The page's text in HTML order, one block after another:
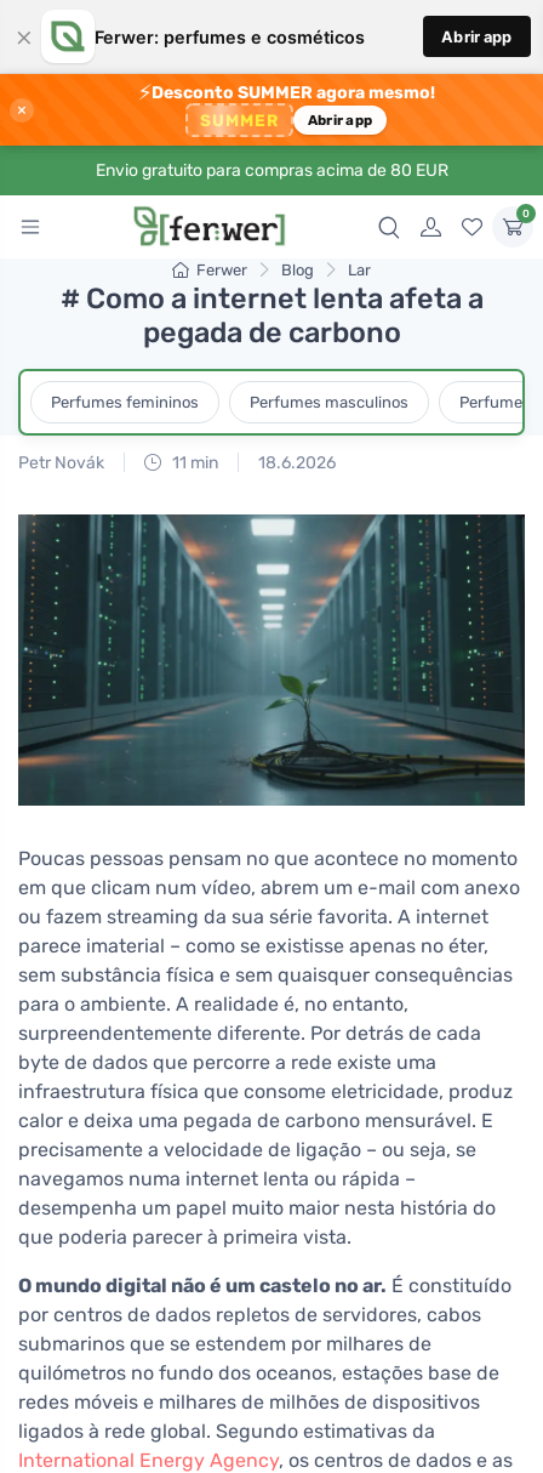
× Ferwer: perfumes e cosméticos Abrir app
×
⚡Desconto SUMMER agora mesmo!
SUMMER Abrir app
Envio gratuito para compras acima de 80 EUR
0
Ferwer Blog Lar
# Como a internet lenta afeta a
pegada de carbono
Perfumes femininos Perfumes masculinos Perfumes
Petr Novák 11 min 18.6.2026
Poucas pessoas pensam no que acontece no momento
em que clicam num vídeo, abrem um e-mail com anexo
ou fazem streaming da sua série favorita. A internet
parece imaterial – como se existisse apenas no éter,
sem substância física e sem quaisquer consequências
para o ambiente. A realidade é, no entanto,
surpreendentemente diferente. Por detrás de cada
byte de dados que percorre a rede existe uma
infraestrutura física que consome eletricidade, produz
calor e deixa uma pegada de carbono mensurável. E
precisamente a velocidade de ligação – ou seja, se
navegamos numa internet lenta ou rápida –
desempenha um papel muito maior nesta história do
que poderia parecer à primeira vista.
O mundo digital não é um castelo no ar. É constituído
por centros de dados repletos de servidores, cabos
submarinos que se estendem por milhares de
quilómetros no fundo dos oceanos, estações base de
redes móveis e milhares de milhões de dispositivos
ligados à rede global. Segundo estimativas da
International Energy Agency, os centros de dados e as